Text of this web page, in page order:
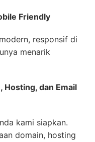
Friendly
responsif di
menarik
Hosting, dan Email
kami siapkan.
domain, hosting